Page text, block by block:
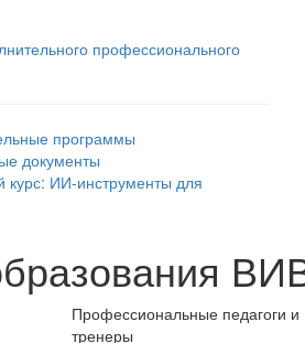
профессионального
программы
документы
курс: ИИ‑инструменты для
Профессиональные педагоги и
тренеры